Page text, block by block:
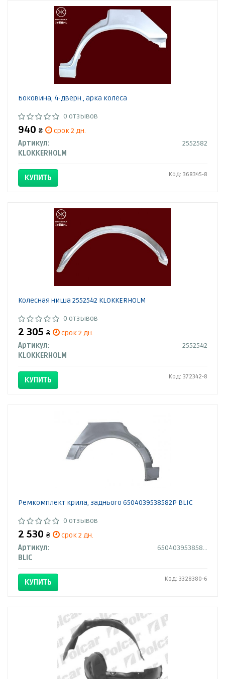
Боковина, 4-дверн., арка колеса
0 отзывов
940 ₴
срок 2 дн.
Артикул:
2552582
KLOKKERHOLM
КУПИТЬ Код: 368345-8
Колесная ниша 2552542 KLOKKERHOLM
0 отзывов
2 305 ₴
срок 2 дн.
Артикул:
2552542
KLOKKERHOLM
КУПИТЬ Код: 372342-8
Ремкомплект крила, заднього 6504039538582P BLIC
0 отзывов
2 530 ₴
срок 2 дн.
Артикул:
6504039538582P
BLIC
КУПИТЬ Код: 3328380-6